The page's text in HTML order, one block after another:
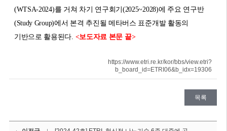
(WTSA-2024)를 거쳐 차기 연구회기(2025~2028)에 주요 연구반
(Study Group)에서 본격 추진될 메타버스 표준개발 활동의
기반으로 활용된다. <보도자료 본문 끝>
https://www.etri.re.kr/kor/bbs/view.etri?
b_board_id=ETRI06&b_idx=19306
목록